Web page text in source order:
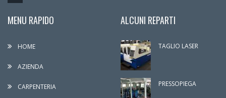
MENU RAPIDO
HOME
AZIENDA
CARPENTERIA
ALCUNI REPARTI
TAGLIO LASER
PRESSOPIEGA